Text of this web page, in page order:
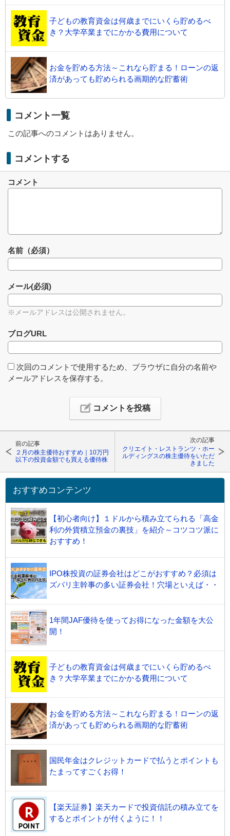
子どもの教育資金は何歳までにいくら貯めるべ
き？大学卒業までにかかる費用について
お金を貯める方法～これなら貯まる！ローンの返
済があっても貯められる画期的な貯蓄術
コメント一覧
この記事へのコメントはありません。
コメントする
コメント
名前（必須）
メール(必須)
※メールアドレスは公開されません。
ブログURL
次回のコメントで使用するため、ブラウザに自分の名前や
メールアドレスを保存する。
前の記事
２月の株主優待おすすめ｜10万円
以下の投資金額でも買える優待株
次の記事
クリエイト・レストランツ・ホー
ルディングスの株主優待をいただ
きました
おすすめコンテンツ
【初心者向け】１ドルから積み立てられる「高金
利の外貨積立預金の裏技」を紹介～コツコツ派に
おすすめ！
IPO株投資の証券会社はどこがおすすめ？必須は
ズバリ主幹事の多い証券会社！穴場といえば・・
1年間JAF優待を使ってお得になった金額を大公
開！
子どもの教育資金は何歳までにいくら貯めるべ
き？大学卒業までにかかる費用について
お金を貯める方法～これなら貯まる！ローンの返
済があっても貯められる画期的な貯蓄術
国民年金はクレジットカードで払うとポイントも
たまってすごくお得！
【楽天証券】楽天カードで投資信託の積み立てを
するとポイントが付くように！！